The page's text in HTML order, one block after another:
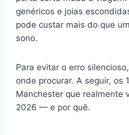
genéricos e joias
pode custar mais do que
sono.
Para evitar o erro
onde procurar. A seguir, os
Manchester que realmente
2026 — e por quê.